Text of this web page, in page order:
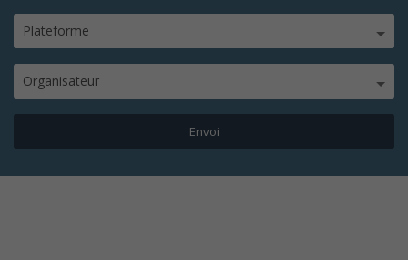
Plateforme
Organisateur